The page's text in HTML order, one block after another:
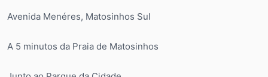
Avenida Menéres, Matosinhos Sul
A 5 minutos da Praia de Matosinhos